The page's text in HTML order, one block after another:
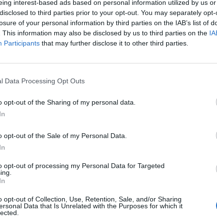
interest-based ads based on personal information utilized by us
to third parties prior to your opt-out. You may separately
of your personal information by third parties on the IAB’s list of
This information may also be disclosed by us to third parties on the
Participants that may further disclose it to other third parties.
Data Processing Opt Outs
opt-out of the Sharing of my personal data.
opt-out of the Sale of my Personal Data.
opt-out of processing my Personal Data for Targeted
opt-out of Collection, Use, Retention, Sale, and/or Sharing
Data that Is Unrelated with the Purposes for which it
Δείτε όλες τις τελευταίες
επιχειρηματικέςΕιδήσειςαπό την
Ελλάδα και τον κόσμο στο